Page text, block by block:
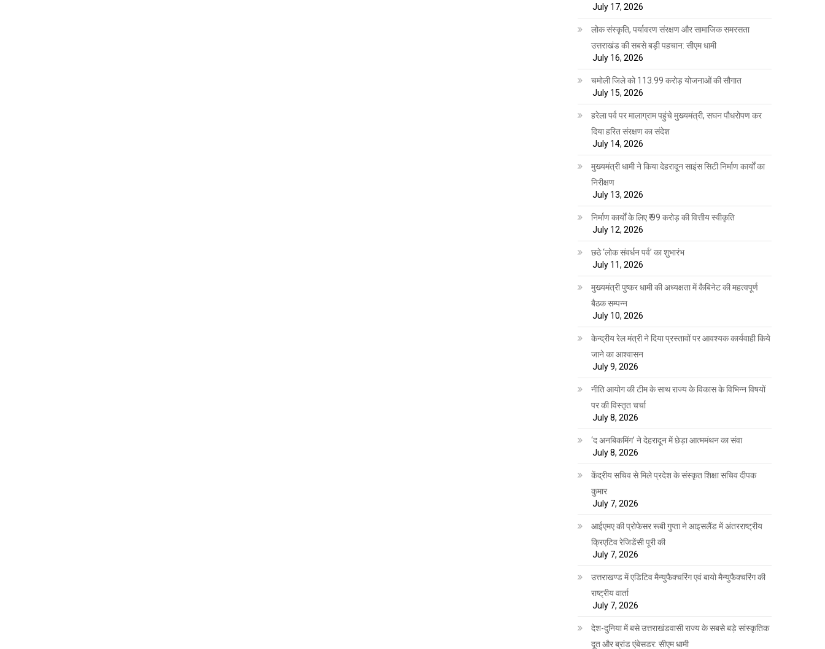
July 17, 2026
लोक संस्कृति, पर्यावरण संरक्षण और सामाजिक समरसता
उत्तराखंड की सबसे बड़ी पहचान: सीएम धामी
July 16, 2026
चमोली जिले को 113.99 करोड़ योजनाओं की सौगात
July 15, 2026
हरेला पर्व पर मालाग्राम पहुंचे मुख्यमंत्री, सघन पौधरोपण कर
दिया हरित संरक्षण का संदेश
July 14, 2026
मुख्यमंत्री धामी ने किया देहरादून साइंस सिटी निर्माण कार्यों का
निरीक्षण
July 13, 2026
निर्माण कार्यों के लिए ₹ 99 करोड़ की वित्तीय स्वीकृति
July 12, 2026
छठे ‘लोक संवर्धन पर्व’ का शुभारंभ
July 11, 2026
मुख्यमंत्री पुष्कर धामी की अध्यक्षता में कैबिनेट की महत्वपूर्ण
बैठक सम्पन्न
July 10, 2026
केन्द्रीय रेल मंत्री ने दिया प्रस्तावों पर आवश्यक कार्यवाही किये
जाने का आश्वासन
July 9, 2026
नीति आयोग की टीम के साथ राज्य के विकास के विभिन्न विषयों
पर की विस्तृत चर्चा
July 8, 2026
‘द अनबिकमिंग’ ने देहरादून में छेड़ा आत्ममंथन का संवा
July 8, 2026
केंद्रीय सचिव से मिले प्रदेश के संस्कृत शिक्षा सचिव दीपक
कुमार
July 7, 2026
आईएमए की प्रोफेसर रूबी गुप्ता ने आइसलैंड में अंतरराष्ट्रीय
क्रिएटिव रेजिडेंसी पूरी की
July 7, 2026
उत्तराखण्ड में एडिटिव मैन्युफैक्चरिंग एवं बायो मैन्युफैक्चरिंग की
राष्ट्रीय वार्ता
July 7, 2026
देश-दुनिया में बसे उत्तराखंडवासी राज्य के सबसे बड़े सांस्कृतिक
दूत और ब्रांड एंबेसडर: सीएम धामी